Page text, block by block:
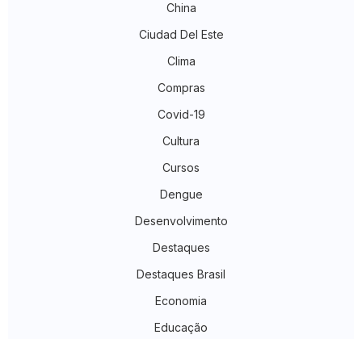
China
Ciudad Del Este
Clima
Compras
Covid-19
Cultura
Cursos
Dengue
Desenvolvimento
Destaques
Destaques Brasil
Economia
Educação